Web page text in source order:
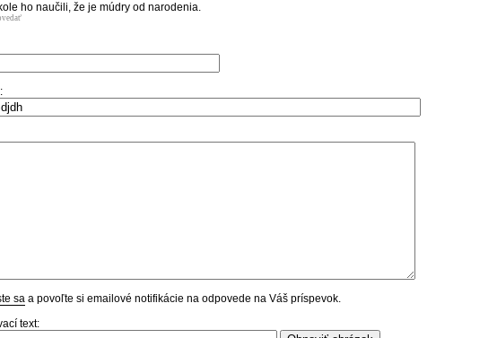
ho naučili, že je múdry od narodenia.
sa a povoľte si emailové notifikácie na odpovede na Váš príspevok.
text: